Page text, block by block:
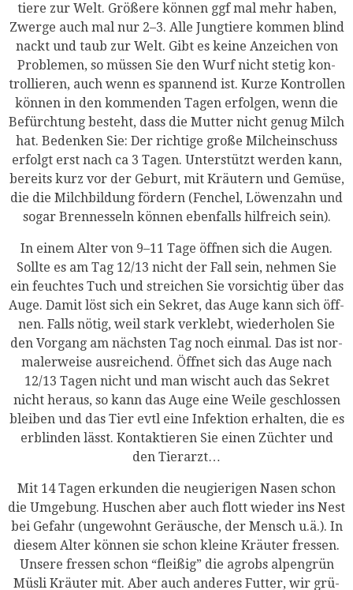
tie­re zur Welt. Grö­ße­re kön­nen ggf mal mehr haben,
Zwer­ge auch mal nur 2–3. Alle Jung­tie­re kom­men blind
nackt und taub zur Welt. Gibt es kei­ne Anzei­chen von
Pro­ble­men, so müs­sen Sie den Wurf nicht ste­tig kon­
trol­lie­ren, auch wenn es span­nend ist. Kur­ze Kon­trol­len
kön­nen in den kom­men­den Tagen erfol­gen, wenn die
Befürch­tung besteht, dass die Mut­ter nicht genug Milch
hat. Beden­ken Sie: Der rich­ti­ge gro­ße Milch­ein­schuss
erfolgt erst nach ca 3 Tagen. Unter­stützt wer­den kann,
bereits kurz vor der Geburt, mit Kräu­tern und Gemü­se,
die die Milch­bil­dung för­dern (Fen­chel, Löwen­zahn und
sogar Bren­nes­seln kön­nen eben­falls hilf­reich sein).
In einem Alter von 9–11 Tage öff­nen sich die Augen.
Soll­te es am Tag 12/13 nicht der Fall sein, neh­men Sie
ein feuch­tes Tuch und strei­chen Sie vor­sich­tig über das
Auge. Damit löst sich ein Sekret, das Auge kann sich öff­
nen. Falls nötig, weil stark ver­klebt, wie­der­ho­len Sie
den Vor­gang am nächs­ten Tag noch ein­mal. Das ist nor­
ma­ler­wei­se aus­rei­chend. Öff­net sich das Auge nach
12/13 Tagen nicht und man wischt auch das Sekret
nicht her­aus, so kann das Auge eine Wei­le geschlos­sen
blei­ben und das Tier evtl eine Infek­ti­on erhal­ten, die es
erblin­den lässt. Kon­tak­tie­ren Sie einen Züch­ter und
den Tierarzt…
Mit 14 Tagen erkun­den die neu­gie­ri­gen Nasen schon
die Umge­bung. Huschen aber auch flott wie­der ins Nest
bei Gefahr (unge­wohnt Geräu­sche, der Mensch u.ä.). In
die­sem Alter kön­nen sie schon klei­ne Kräu­ter fres­sen.
Unse­re fres­sen schon “flei­ßig” die agrobs alpen­grün
Müs­li Kräu­ter mit. Aber auch ande­res Fut­ter, wir grü­